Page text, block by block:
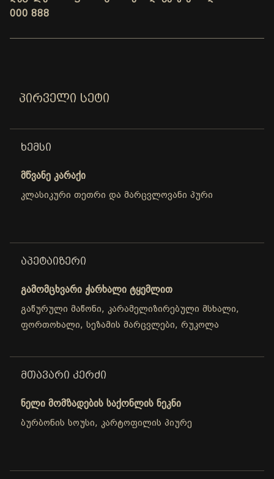
000 888
ᲞᲘᲠᲕᲔᲚᲘ ᲡᲔᲢᲘ
ᲮᲔᲛᲡᲘ
მწვანე კარაქი
კლასიკური თეთრი და მარცვლოვანი პური
ᲐᲞᲔᲢᲐᲘᲖᲔᲠᲘ
გამომცხვარი ჭარხალი ტყემლით
გაწურული მაწონი, კარამელიზირებული მსხალი,
ფორთოხალი, სეზამის მარცვლები, რუკოლა
ᲛᲗᲐᲕᲐᲠᲘ ᲙᲔᲠᲫᲘ
ნელი მომზადების საქონლის ნეკნი
ბურბონის სოუსი, კარტოფილის პიურე